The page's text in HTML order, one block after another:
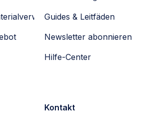
Guides & Leitfäden
Newsletter abonnieren
Hilfe-Center
Kontakt